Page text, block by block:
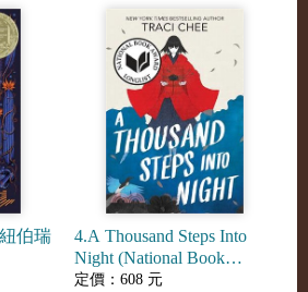
伯瑞
4.A Thousand Steps Into
Night (National Book
Awards Longlist)
定價：608 元